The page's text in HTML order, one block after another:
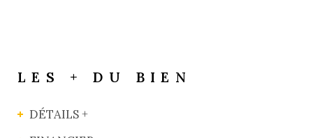
LES + DU BIEN
DÉTAILS +